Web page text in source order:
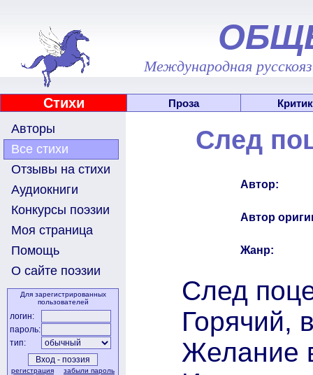
Международная
Стихи Проза
Авторы
Все стихи
Отзывы на стихи
Аудиокниги
Конкурсы поэзии
Моя страница
Помощь
О сайте поэзии
Для зарегистрированных
пользователей
логин:
пароль:
тип:
регистрация забыли пароль
След
Автор:
Автор
Жанр:
След
Горячий,
Желание